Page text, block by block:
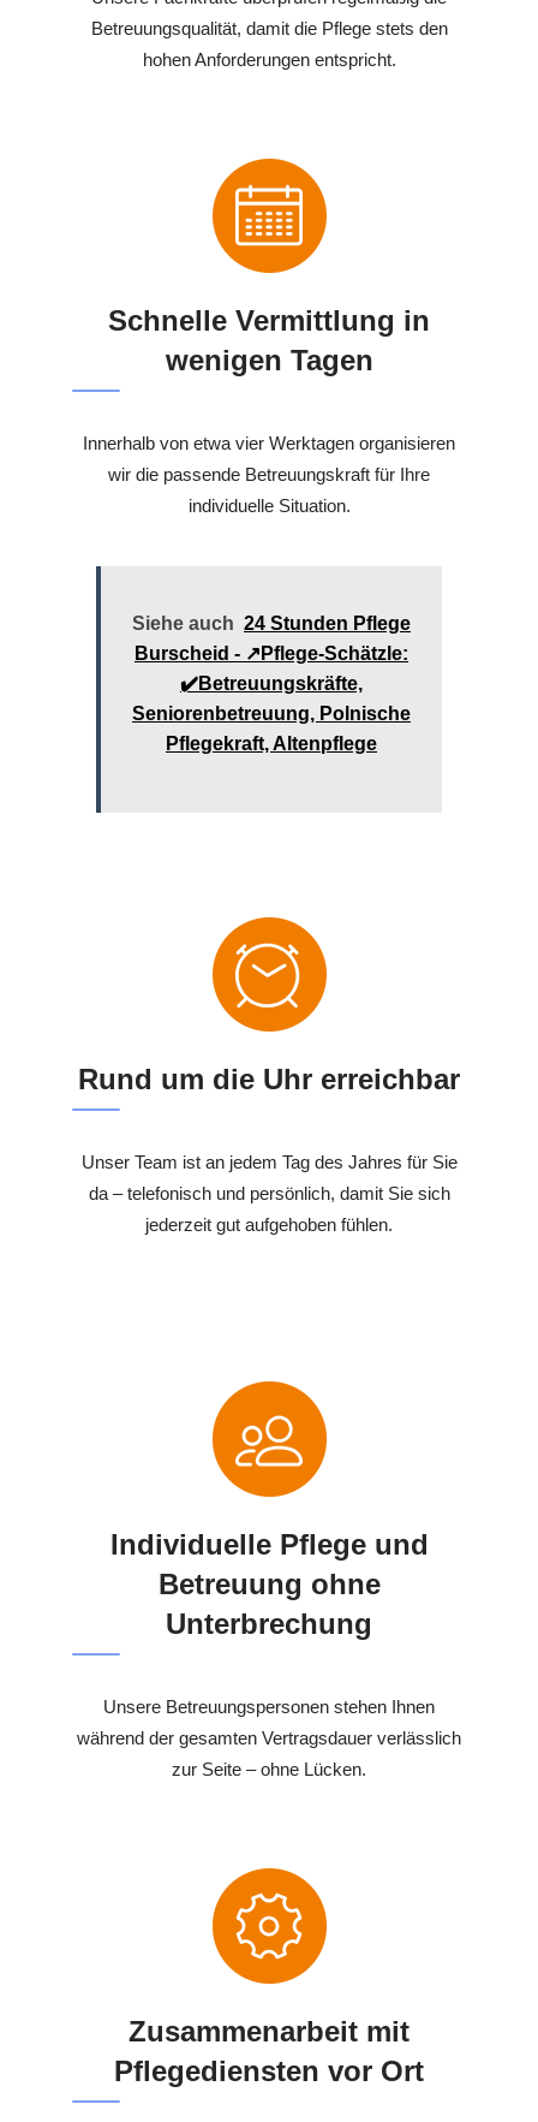
Betreuungsqualität, damit die Pflege stets den
hohen Anforderungen entspricht.
Schnelle Vermittlung in
wenigen Tagen
Innerhalb von etwa vier Werktagen organisieren
wir die passende Betreuungskraft für Ihre
individuelle Situation.
Siehe auch 24 Stunden Pflege
Burscheid - ↗️Pflege-Schätzle:
✔️Betreuungskräfte,
Seniorenbetreuung, Polnische
Pflegekraft, Altenpflege
Rund um die Uhr erreichbar
Unser Team ist an jedem Tag des Jahres für Sie
da – telefonisch und persönlich, damit Sie sich
jederzeit gut aufgehoben fühlen.
Individuelle Pflege und
Betreuung ohne
Unterbrechung
Unsere Betreuungspersonen stehen Ihnen
während der gesamten Vertragsdauer verlässlich
zur Seite – ohne Lücken.
Zusammenarbeit mit
Pflegediensten vor Ort